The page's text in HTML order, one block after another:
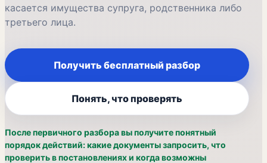
касается имущества супруга, родственника либо
третьего лица.
Получить бесплатный разбор
Понять, что проверять
После первичного разбора вы получите понятный
порядок действий: какие документы запросить, что
проверить в постановлениях и когда возможны